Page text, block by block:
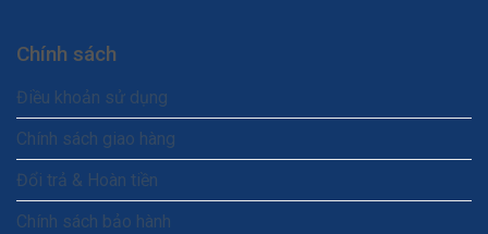
Chính sách
Điều khoản sử dụng
Chính sách giao hàng
Đổi trả & Hoàn tiền
Chính sách bảo hành